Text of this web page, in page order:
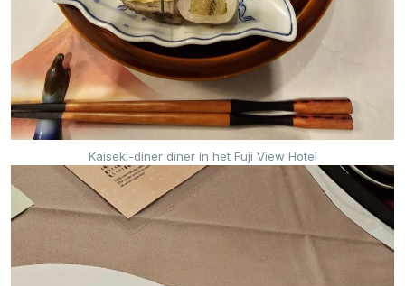
Kaiseki-diner diner in het Fuji View Hotel